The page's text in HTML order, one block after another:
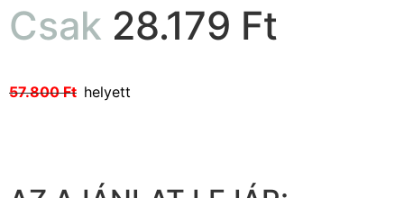
Csak 28.179 Ft
57.800 Ft helyett